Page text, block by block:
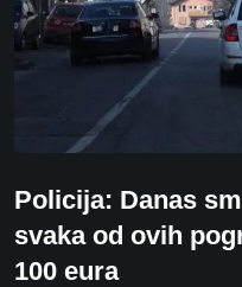
Policija: Danas
svaka od ovih
100 eura